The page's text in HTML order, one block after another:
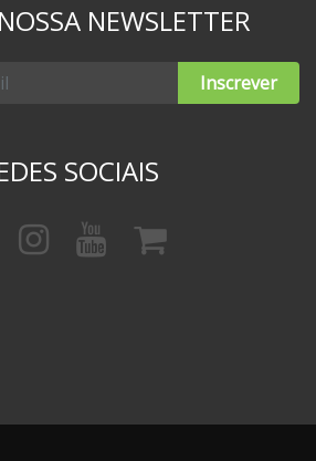
NEWSLETTER
Inscrever
SOCIAIS